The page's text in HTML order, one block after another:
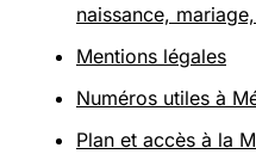
naissance,
Mentions légales
Numéros utiles à
Plan et accès à la